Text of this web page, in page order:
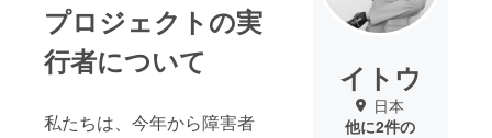
プロジェクトの実
行者について
私たちは、今年から障害者
イトウ
日本
他に2件の